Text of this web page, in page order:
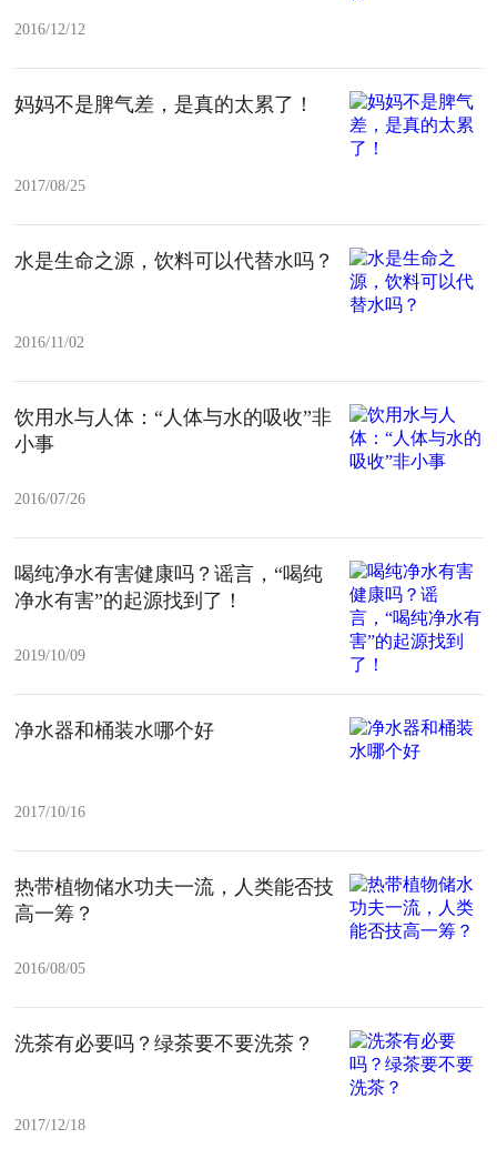
2016/12/12
妈妈不是脾气差，是真的太累了！
2017/08/25
水是生命之源，饮料可以代替水吗？
2016/11/02
饮用水与人体：“人体与水的吸收”非
小事
2016/07/26
喝纯净水有害健康吗？谣言，“喝纯
净水有害”的起源找到了！
2019/10/09
净水器和桶装水哪个好
2017/10/16
热带植物储水功夫一流，人类能否技
高一筹？
2016/08/05
洗茶有必要吗？绿茶要不要洗茶？
2017/12/18